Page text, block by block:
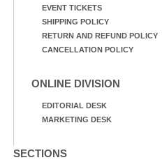
EVENT TICKETS
SHIPPING POLICY
RETURN AND REFUND POLICY
CANCELLATION POLICY
ONLINE DIVISION
EDITORIAL DESK
MARKETING DESK
SECTIONS